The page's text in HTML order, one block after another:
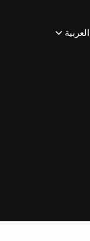
العربية